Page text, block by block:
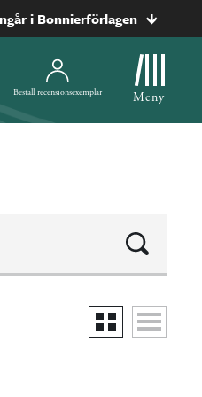
i Bonnierförlagen
Beställ recensionsexemplar Meny